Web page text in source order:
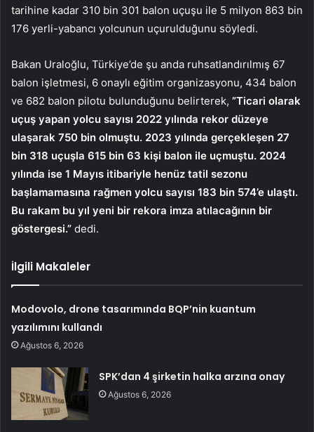
tarihine kadar 310 bin 301 balon uçuşu ile 5 milyon 863 bin
176 yerli-yabancı yolcunun uçurulduğunu söyledi.
Bakan Uraloğlu, Türkiye’de şu anda ruhsatlandırılmış 67
balon işletmesi, 6 onaylı eğitim organizasyonu, 434 balon
ve 682 balon pilotu bulunduğunu belirterek, ”Ticari olarak
uçuş yapan yolcu sayısı 2022 yılında rekor düzeye
ulaşarak 750 bin olmuştu. 2023 yılında gerçekleşen 27
bin 318 uçuşla 615 bin 63 kişi balon ile uçmuştu. 2024
yılında ise 1 Mayıs itibariyle henüz tatil sezonu
başlamamasına rağmen yolcu sayısı 183 bin 574’e ulaştı.
Bu rakam bu yıl yeni bir rekora imza atılacağının bir
göstergesi.” dedi.
İlgili Makaleler
Modovolo, drone tasarımında BQP’nin kuantum
yazılımını kullandı
Ağustos 6, 2026
SPK’dan 4 şirketin halka arzına onay
Ağustos 6, 2026